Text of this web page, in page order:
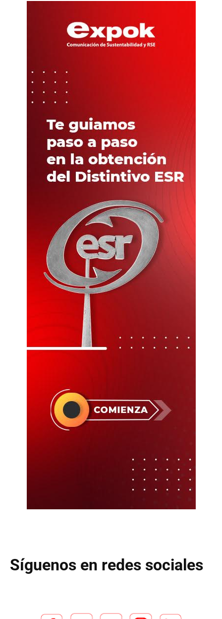
Síguenos en redes sociales